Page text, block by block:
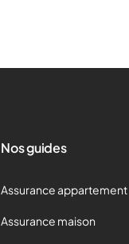
Nos guides
Assurance appartement
Assurance maison